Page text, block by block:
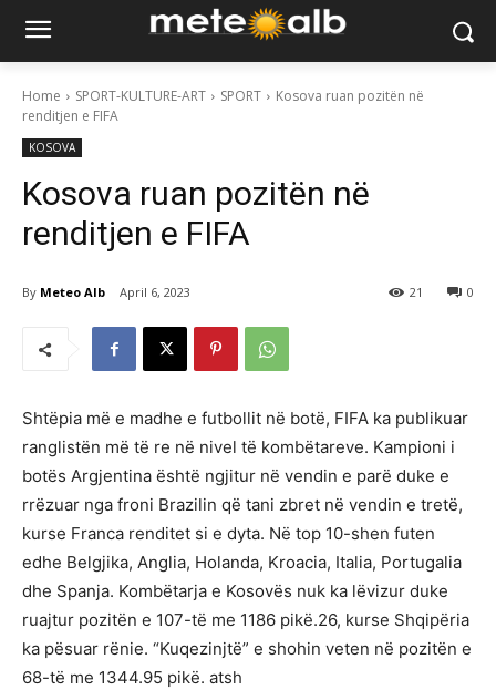
Home SPORT-KULTURE-ART SPORT
Kosova ruan pozitën në
renditjen e FIFA
KOSOVA
Kosova ruan pozitën në
renditjen e FIFA
By Meteo Alb April 6, 2023 0
21
Shtëpia më e madhe e futbollit në botë, FIFA ka publikuar
ranglistën më të re në nivel të kombëtareve. Kampioni i
botës Argjentina është ngjitur në vendin e parë duke e
rrëzuar nga froni Brazilin që tani zbret në vendin e tretë,
kurse Franca renditet si e dyta. Në top 10-shen futen
edhe Belgjika, Anglia, Holanda, Kroacia, Italia, Portugalia
dhe Spanja. Kombëtarja e Kosovës nuk ka lëvizur duke
ruajtur pozitën e 107-të me 1186 pikë.26, kurse Shqipëria
ka pësuar rënie. “Kuqezinjtë” e shohin veten në pozitën e
68-të me 1344.95 pikë. atsh